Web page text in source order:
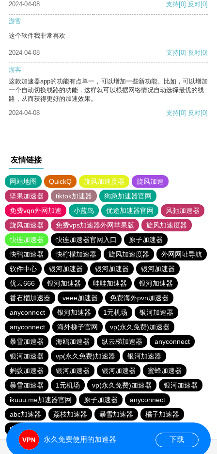
2024-04-08 支持[0] 反对[0]
游客
这个软件我非常喜欢
2024-04-08 支持[0] 反对[0]
游客
这款加速器app的功能有点单一，可以增加一些新功能。比如，可以增加
一个自动切换线路的功能，这样就可以根据网络情况自动选择最优的线
路，从而获得更好的加速效果。
2024-04-08
支持[0] 反对[0]
友情链接
网站地图 QuickQ 旋风加速度器
旋风加速
坚果加速器
tiktok加速器
狗急加速器官网
免费vqn外网加速
小蓝鸟 优途加速器官网
风驰加速器
旋风加速器
免费vps加速器外网苹果版
旋风加速度器
快连加速器
快连加速器官网入口
原子加速器
快鸭加速器
快柠檬加速器 旋风加速度器
外网网址导航
软件中心
银河加速器 银河加速器
银河加速器
优云666
银河加速器 哇哇加速器
银河加速器
番石榴加速器
veee加速器
免费海外pvn加速器
anyconnect
银河加速器 1元机场
银河加速器
anyconnect
海外梯子官网
vp(永久免费)加速器
暴雪加速器
海鸥加速器 纵云梯加速器
anyconnect
银河加速器
vp(永久免费)加速器
银河加速器
蚂蚁加速器
银河加速器 银河加速器
蜜蜂加速器
暴雪加速器
1元机场 vp(永久免费)加速器
银河加速器
ikuuu.me加速器官网
原子加速器
anyconnect
abc加速器
荔枝加速器 暴雪加速器
橘子加速器
白鲸加速器
永久免费使用的加速器 下载